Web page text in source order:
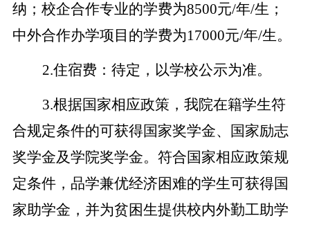
纳；校企合作专业的学费为8500元/年/生；
中外合作办学项目的学费为17000元/年/生。
2.住宿费：待定，以学校公示为准。
3.根据国家相应政策，我院在籍学生符
合规定条件的可获得国家奖学金、国家励志
奖学金及学院奖学金。符合国家相应政策规
定条件，品学兼优经济困难的学生可获得国
家助学金，并为贫困生提供校内外勤工助学